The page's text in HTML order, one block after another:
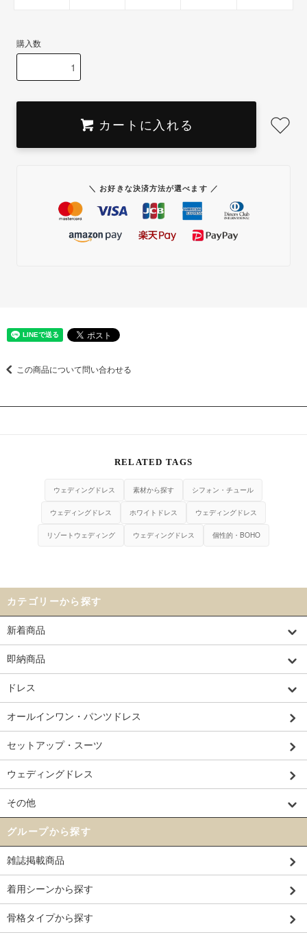
【着画レポート】
購入数
カートに入れる
＼ お好きな決済方法が選べます ／
この商品について問い合わせる
RELATED TAGS
ウェディングドレス 素材から探す シフォン・チュール
ウェディングドレス ホワイトドレス ウェディングドレス
リゾートウェディング ウェディングドレス 個性的・BOHO
カテゴリーから探す
新着商品
即納商品
ドレス
オールインワン・パンツドレス
セットアップ・スーツ
ウェディングドレス
その他
グループから探す
雑誌掲載商品
着用シーンから探す
骨格タイプから探す